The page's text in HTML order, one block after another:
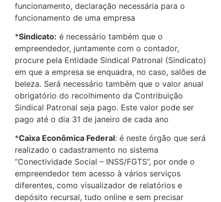
funcionamento, declaração necessária para o
funcionamento de uma empresa
*Sindicato: é necessário também que o
empreendedor, juntamente com o contador,
procure pela Entidade Sindical Patronal (Sindicato)
em que a empresa se enquadra, no caso, salões de
beleza. Será necessário também que o valor anual
obrigatório do recolhimento da Contribuição
Sindical Patronal seja pago. Este valor pode ser
pago até o dia 31 de janeiro de cada ano
*Caixa Econômica Federal: é neste órgão que será
realizado o cadastramento no sistema
“Conectividade Social – INSS/FGTS”, por onde o
empreendedor tem acesso à vários serviços
diferentes, como visualizador de relatórios e
depósito recursal, tudo online e sem precisar